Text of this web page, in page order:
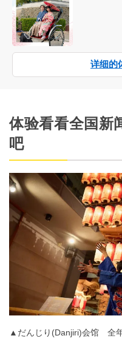
详细的
体验看看全国新
吧
▲だんじり(Danjiri)会馆 全